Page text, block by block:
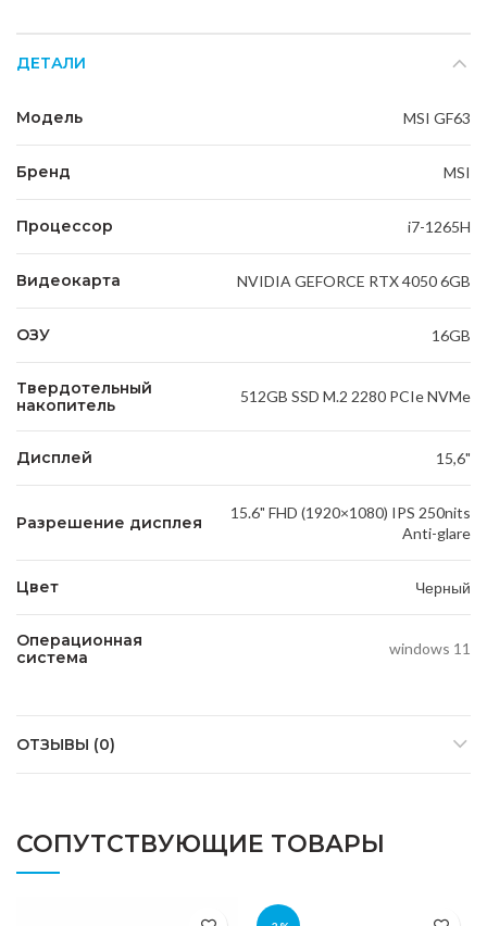
ДЕТАЛИ
Модель MSI GF63
Бренд MSI
Процессор i7-1265H
Видеокарта NVIDIA GEFORCE RTX 4050 6GB
ОЗУ 16GB
Твердотельный
накопитель
512GB SSD M.2 2280 PCIe NVMe
Дисплей 15,6"
Разрешение дисплея
15.6" FHD (1920×1080) IPS 250nits
Anti-glare
Цвет Черный
Операционная
система
windows 11
ОТЗЫВЫ (0)
СОПУТСТВУЮЩИЕ ТОВАРЫ